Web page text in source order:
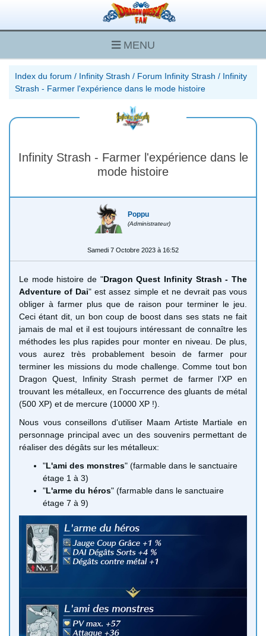
MENU
Index du forum / Infinity Strash / Forum Infinity Strash / Infinity
Strash - Farmer l'expérience dans le mode histoire
Infinity Strash - Farmer l'expérience dans le
mode histoire
Poppu
(Administrateur)
Samedi 7 Octobre 2023 à 16:52
Le mode histoire de "Dragon Quest Infinity Strash - The
Adventure of Dai" est assez simple et ne devrait pas vous
obliger à farmer plus que de raison pour terminer le jeu.
Ceci étant dit, un bon coup de boost dans ses stats ne fait
jamais de mal et il est toujours intéressant de connaître les
méthodes les plus rapides pour monter en niveau. De plus,
vous aurez très probablement besoin de farmer pour
terminer les missions du mode challenge. Comme tout bon
Dragon Quest, Infinity Strash permet de farmer l'XP en
trouvant les métalleux, en l'occurrence des gluants de métal
(500 XP) et de mercure (10000 XP !).
Nous vous conseillons d'utiliser Maam Artiste Martiale en
personnage principal avec un des souvenirs permettant de
réaliser des dégâts sur les métalleux:
"L'ami des monstres" (farmable dans le sanctuaire
étage 1 à 3)
"L'arme du héros" (farmable dans le sanctuaire
étage 7 à 9)